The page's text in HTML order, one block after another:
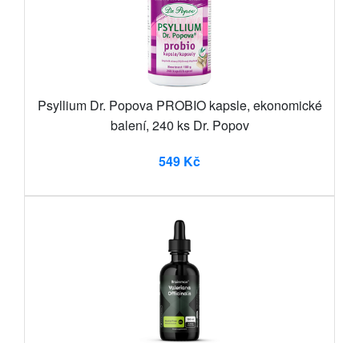
Psyllium Dr. Popova PROBIO kapsle, ekonomické
balení, 240 ks Dr. Popov
549 Kč